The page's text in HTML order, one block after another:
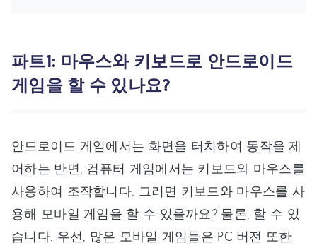
파트1: 마우스와 키보드로 안드로이드
게임을 할 수 있나요?
안드로이드 게임에서는 화면을 터치하여 동작을 제
어하는 반면, 컴퓨터 게임에서는 키보드와 마우스를
사용하여 조작합니다. 그러면 키보드와 마우스를 사
용해 모바일 게임을 할 수 있을까요? 물론, 할 수 있
습니다. 우선, 많은 모바일 게임들은 PC 버전 또한